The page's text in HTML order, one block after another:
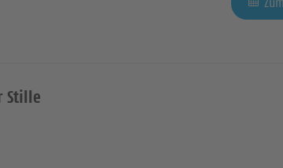
Stille